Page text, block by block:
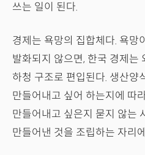
쓰는 일이 된다.
경제는 욕망의 집합체다. 욕망
발화되지 않으면, 한국 경제는
하청 구조로 편입된다. 생산양
만들어내고 싶어 하는지에 따
만들어내고 싶은지 묻지 않는
만들어낸 것을 조립하는 자리